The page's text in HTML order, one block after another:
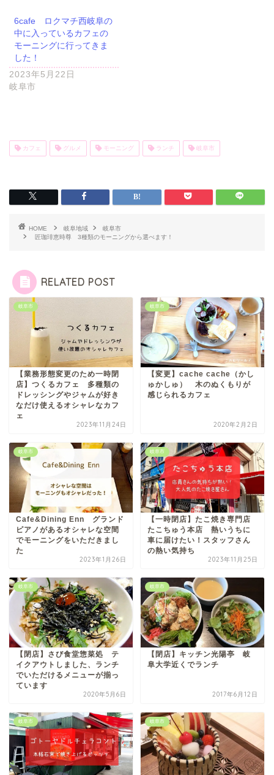
6cafe ロクマチ西岐阜の
中に入っているカフェの
モーニングに行ってきま
した！
2023年5月22日
岐阜市
カフェ グルメ モーニング ランチ 岐阜市
HOME 岐阜地域
岐阜市
匠珈琲恵時尊 3種類のモーニングから選べます！
RELATED POST
岐阜市
【業務形態変更のため一時閉
店】つくるカフェ 多種類の
ドレッシングやジャムが好き
なだけ使えるオシャレなカフ
ェ
2023年11月24日
岐阜市
【変更】cache cache（かし
ゅかしゅ） 木のぬくもりが
感じられるカフェ
2020年2月2日
岐阜市
Cafe&Dining Enn グランド
ピアノがあるオシャレな空間
でモーニングをいただきまし
た
2023年1月26日
岐阜市
【一時閉店】たこ焼き専門店
たこちゅう本店 熱いうちに
車に届けたい！スタッフさん
の熱い気持ち
2023年11月25日
岐阜市
【閉店】さび食堂惣菜処 テ
イクアウトしました、ランチ
でいただけるメニューが揃っ
ています
2020年5月6日
岐阜市
【閉店】キッチン光陽亭 岐
阜大学近くでランチ
2017年6月12日
岐阜市 岐阜市